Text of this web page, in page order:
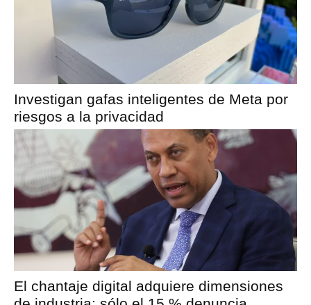
Investigan gafas inteligentes de Meta por
riesgos a la privacidad
El chantaje digital adquiere dimensiones